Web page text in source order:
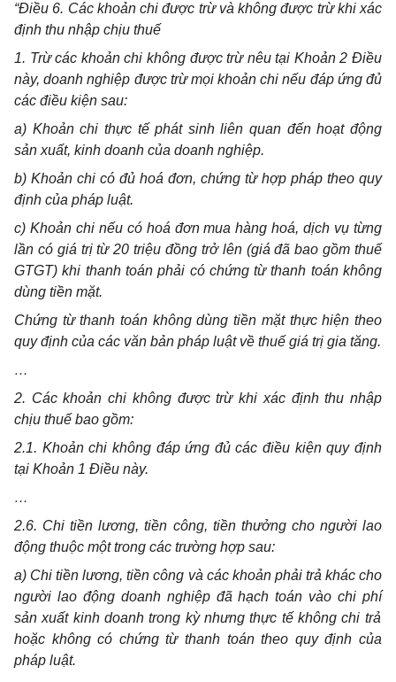
“Điều 6. Các khoản chi được trừ và không được trừ khi xác
định thu nhập chịu thuế
1. Trừ các khoản chi không được trừ nêu tại Khoản 2 Điều
này, doanh nghiệp được trừ mọikhoản chi nếu đáp ứng đủ
các điều kiện sau:
a) Khoản chi thực tế phát sinh liên quan đến hoạt động
sản xuất, kinh doanh của doanh nghiệp.
b) Khoản chi có đủ hoá đơn, chứng từ hợp pháp theo quy
định của pháp luật.
c) Khoản chi nếu có hoá đơn mua hàng hoá, dịch vụ từng
lần có giá trị từ 20 triệu đồng trở lên (giá đã bao gồm thuế
GTGT) khi thanh toán phải có chứng từ thanh toán không
dùng tiền mặt.
Chứng từ thanh toán không dùng tiền mặt thực hiện theo
quy định của các văn bản pháp luật về thuế giá trị gia tăng.
…
2. Các khoản chi không được trừ khi xác định thu nhập
chịu thuế bao gồm:
2.1. Khoản chi không đáp ứng đủ các điều kiện quy định
tại Khoản 1 Điều này.
…
2.6. Chi tiền lương, tiền công, tiền thưởng cho người lao
động thuộc một trong các trường hợp sau:
a) Chitiền lương, tiền công và các khoản phải trả khác cho
người lao động doanh nghiệp đã hạch toán vào chi phí
sản xuất kinh doanh trong kỳ nhưng thực tế không chi trả
hoặc không có chứng từ thanh toán theo quy định của
pháp luật.